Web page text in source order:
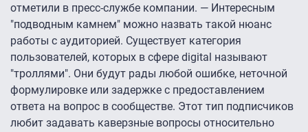
отметили в пресс-службе компании. — Интересным
"подводным камнем" можно назвать такой нюанс
работы с аудиторией. Существует категория
пользователей, которых в сфере digital называют
"троллями". Они будут рады любой ошибке, неточной
формулировке или задержке с предоставлением
ответа на вопрос в сообществе. Этот тип подписчиков
любит задавать каверзные вопросы относительно